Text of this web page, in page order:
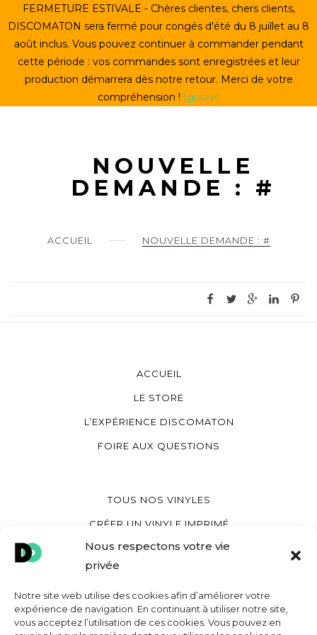
Nous respectons votre vie
privée
Notre site web utilise des cookies afin d’améliorer votre
expérience de navigation. En continuant à utiliser notre site,
vous acceptez l’utilisation de ces cookies. Vous pouvez en
to
content
ACCUEIL
CRÉER UN VINYLE
LE STORE
ACCUEIL NOUVELLE DEMANDE : #
NOUVELLE
DEMANDE : #
ACCUEIL
LE STORE
L’EXPÉRIENCE DISCOMATON
FOIRE AUX QUESTIONS
TOUS NOS VINYLES
CRÉER UN VINYLE IMPRIMÉ
CRÉER UN VINYLE COEUR
CRÉER UNE POCHETTE VINYLE
MON COMPTE
FERMETURE ESTIVALE - Chères clientes, chers clients,
DISCOMATON sera fermé pour congés d'été du 8 juillet au 8
août inclus. Vous pouvez continuer à commander pendant
cette période : vos commandes sont enregistrées et leur
production démarrera dès notre retour. Merci de votre
compréhension ! Ignorer